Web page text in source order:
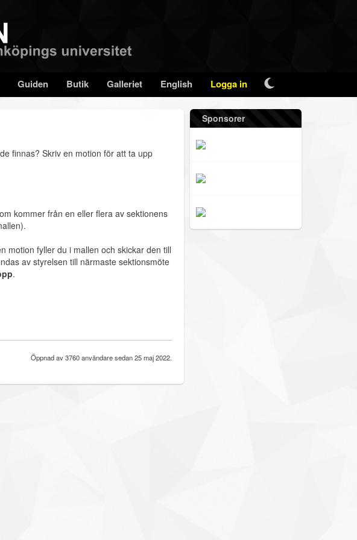
Guiden Butik Galleriet English Logga in
finnas? Skriv en motion för att ta upp
kommer från en eller flera av sektionens
motion fyller du i mallen och skickar den till
av styrelsen till närmaste sektionsmöte
.
Öppnad av 3760 användare sedan 25 maj 2022.
Sponsorer